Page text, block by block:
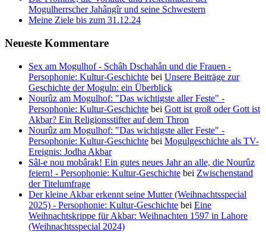
Mogulherrscher Jahângîr und seine Schwestern
Meine Ziele bis zum 31.12.24
Neueste Kommentare
Sex am Mogulhof - Schâh Dschahân und die Frauen -
Persophonie: Kultur-Geschichte bei Unsere Beiträge zur
Geschichte der Moguln: ein Überblick
Nourûz am Mogulhof: "Das wichtigste aller Feste" -
Persophonie: Kultur-Geschichte bei Gott ist groß oder Gott ist
Akbar? Ein Religionsstifter auf dem Thron
Nourûz am Mogulhof: "Das wichtigste aller Feste" -
Persophonie: Kultur-Geschichte bei Mogulgeschichte als TV-
Ereignis: Jodha Akbar
Sâl-e nou mobârak! Ein gutes neues Jahr an alle, die Nourûz
feiern! - Persophonie: Kultur-Geschichte bei Zwischenstand
der Titelumfrage
Der kleine Akbar erkennt seine Mutter (Weihnachtsspecial
2025) - Persophonie: Kultur-Geschichte bei Eine
Weihnachtskrippe für Akbar: Weihnachten 1597 in Lahore
(Weihnachtsspecial 2024)